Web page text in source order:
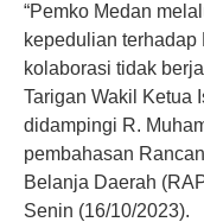
“Pemko Medan
kepedulian
kolaborasi tidak
Tarigan Wakil Ketua
didampingi R.
pembahasan
Belanja Daerah
Senin (16/10/2023).